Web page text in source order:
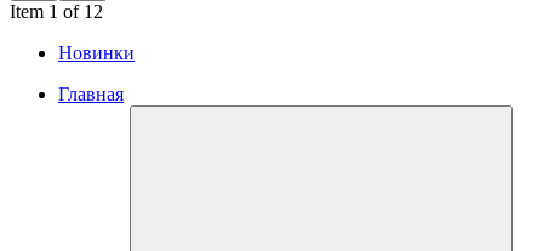
Item 1 of 12
Новинки
Главная